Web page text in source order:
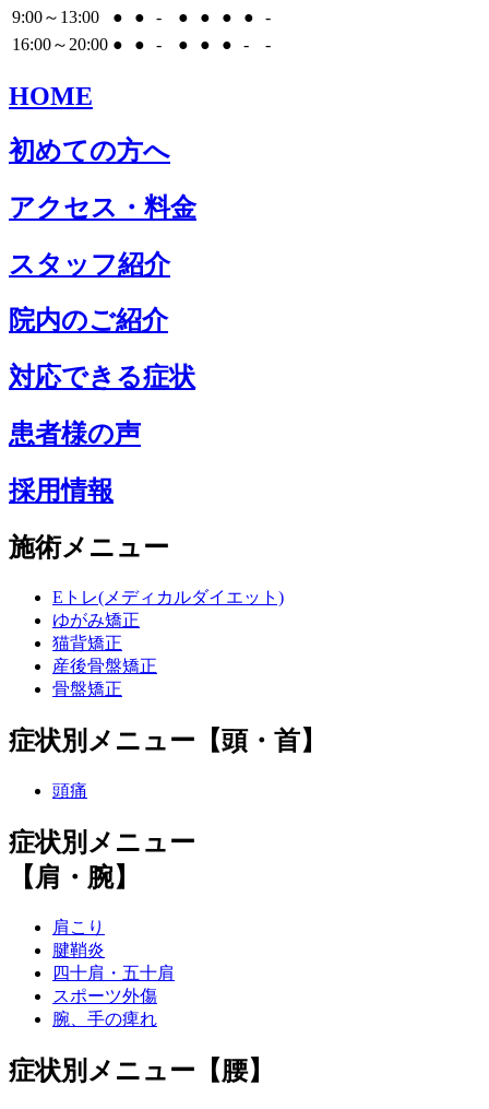
9:00～13:00
● ● - ● ● ● ●
-
16:00～20:00 ● ● - ● ● ● - -
HOME
初めての方へ
アクセス・料金
スタッフ紹介
院内のご紹介
対応できる症状
患者様の声
採用情報
施術メニュー
Eトレ(メディカルダイエット)
ゆがみ矯正
猫背矯正
産後骨盤矯正
骨盤矯正
症状別メニュー【頭・首】
頭痛
症状別メニュー
【肩・腕】
肩こり
腱鞘炎
四十肩・五十肩
スポーツ外傷
腕、手の痺れ
症状別メニュー【腰】